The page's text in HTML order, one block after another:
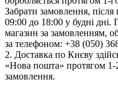
Забрати замовлення,
09:00 до 18:00 у будні дні.
магазин за замовленням,
за телефоном: +38 (050)
2. Доставка по Києву
«Нова пошта» протягом 1-
замовлення.